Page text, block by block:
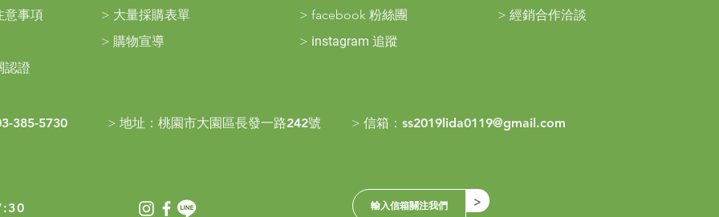
意事項
認證
> 大量採購表單
> 購物宣導
> facebook 粉絲團
> instagram 追蹤
> 經銷合作洽談
385-5730 > 地址： 桃園市大園區長發一路242號 > 信箱： ss2019lida0119@gmail.com
>